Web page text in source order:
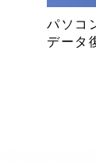
パソコ
データ